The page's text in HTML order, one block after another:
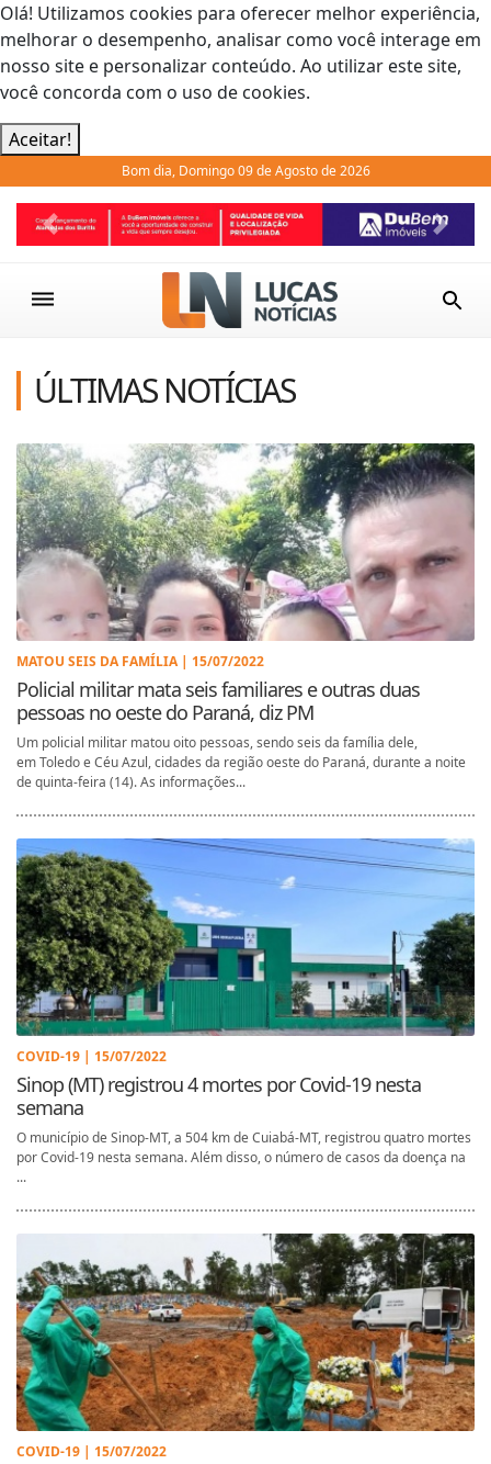
Olá! Utilizamos cookies para oferecer melhor experiência,
melhorar o desempenho, analisar como você interage em
nosso site e personalizar conteúdo. Ao utilizar este site,
você concorda com o uso de cookies.
Aceitar!
Bom dia, Domingo 09 de Agosto de 2026
Previous Next
ÚLTIMAS NOTÍCIAS
MATOU SEIS DA FAMÍLIA | 15/07/2022
Policial militar mata seis familiares e outras duas
pessoas no oeste do Paraná, diz PM
Um policial militar matou oito pessoas, sendo seis da família dele,
em Toledo e Céu Azul, cidades da região oeste do Paraná, durante a noite
de quinta-feira (14). As informações...
COVID-19 | 15/07/2022
Sinop (MT) registrou 4 mortes por Covid-19 nesta
semana
O município de Sinop-MT, a 504 km de Cuiabá-MT, registrou quatro mortes
por Covid-19 nesta semana. Além disso, o número de casos da doença na
...
COVID-19 | 15/07/2022